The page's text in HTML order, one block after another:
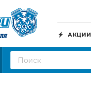
АКЦИИ